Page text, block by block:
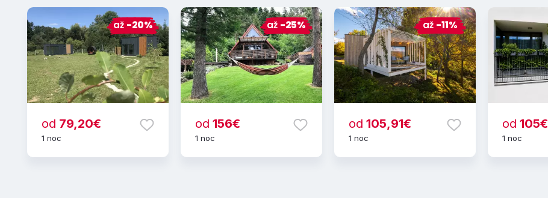
od 79,20€
1 noc
až -20%
od 156€
1 noc
až -25%
od 105,91€
1 noc
až -11%
od 105€
1 noc